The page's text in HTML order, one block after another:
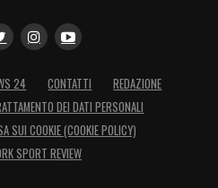
24 CONTATTI
REDAZIONE
DEI DATI PERSONALI
SUI COOKIE (COOKIE POLICY)
SPORT REVIEW